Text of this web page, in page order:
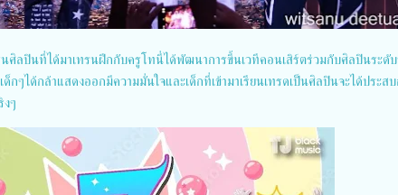
นศิลปินที่ได้มาเทรนฝึกกับครูโทนี่ได้พัฒนาการขึ้นเวทีคอนเสิร์ตร่วมกับศิลปินระดั
กๆได้กล้าแสดงออกมีความมั่นใจและเด็กที่เข้ามาเรียนเทรดเป็นศิลปินจะได้ประส
ๆ